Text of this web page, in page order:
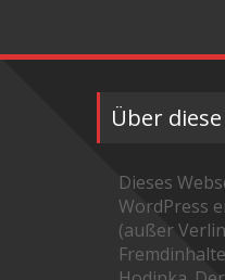
Über
Dieses
WordPress
(außer